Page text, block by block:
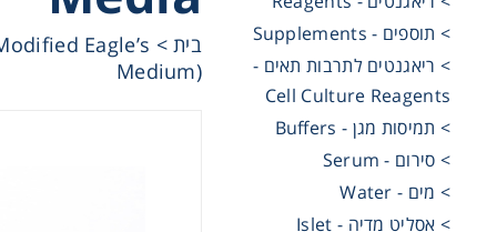
> תוספים - Supplements
> ריאגנטים לתרבות תאים -
Cell Culture Reagents
> תמיסות מגן - Buffers
> סירום - Serum
> מים - Water
> אסליט מדיה - Islet
בית>
Eagle’s
Medium)